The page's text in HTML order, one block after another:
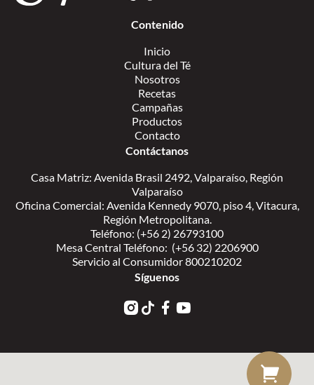
Contenido
Inicio
Cultura del Té
Nosotros
Recetas
Campañas
Productos
Contacto
Contáctanos
Casa Matriz: Avenida Brasil 2492, Valparaíso, Región
Valparaíso
Oficina Comercial: Avenida Kennedy 9070, piso 4, Vitacura,
Región Metropolitana.
Teléfono: (+56 2) 26793100
Mesa Central Teléfono: (+56 32) 2206900
Servicio al Consumidor 800210202
Síguenos